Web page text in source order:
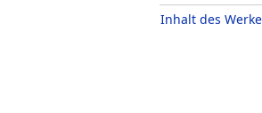
Inhalt des